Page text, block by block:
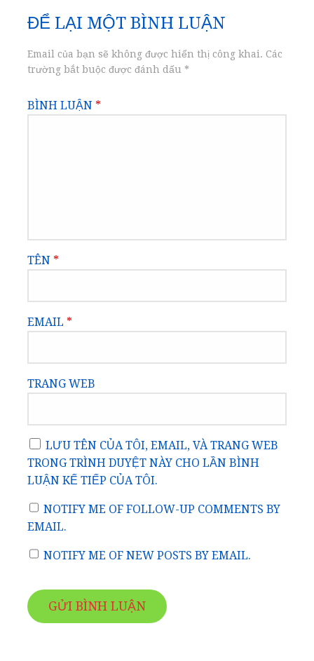
bài
viết
ĐỂ LẠI MỘT BÌNH LUẬN
Email của bạn sẽ không được hiển thị công khai. Các
trường bắt buộc được đánh dấu *
BÌNH LUẬN *
TÊN *
EMAIL *
TRANG WEB
LƯU TÊN CỦA TÔI, EMAIL, VÀ TRANG WEB
TRONG TRÌNH DUYỆT NÀY CHO LẦN BÌNH
LUẬN KẾ TIẾP CỦA TÔI.
NOTIFY ME OF FOLLOW-UP COMMENTS BY
EMAIL.
NOTIFY ME OF NEW POSTS BY EMAIL.